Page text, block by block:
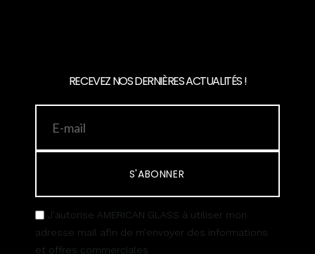
RECEVEZ NOS DERNIÈRES ACTUALITÉS !
S'ABONNER
J’autorise AMERICAN GLASS à utiliser mon
adresse mail afin de m’envoyer des informations
et offres commerciales